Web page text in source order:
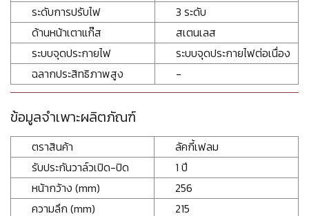
ระดับการปรับไฟ
3 ระดับ
ด้านหน้าเตาแก๊ส
สเตนเลส
ระบบจุดประกายไฟ
ระบบจุดประกายไฟต่อเนื่อง
ฉลากประสิทธิภาพสูง
-
ข้อมูลจำเพาะผลิตภัณฑ์
ตราสินค้า
ลัคกี้เฟลม
รับประกันวาล์วเปิด-ปิด
1 ปี
หน้ากว้าง (mm)
256
ความลึก (mm)
215